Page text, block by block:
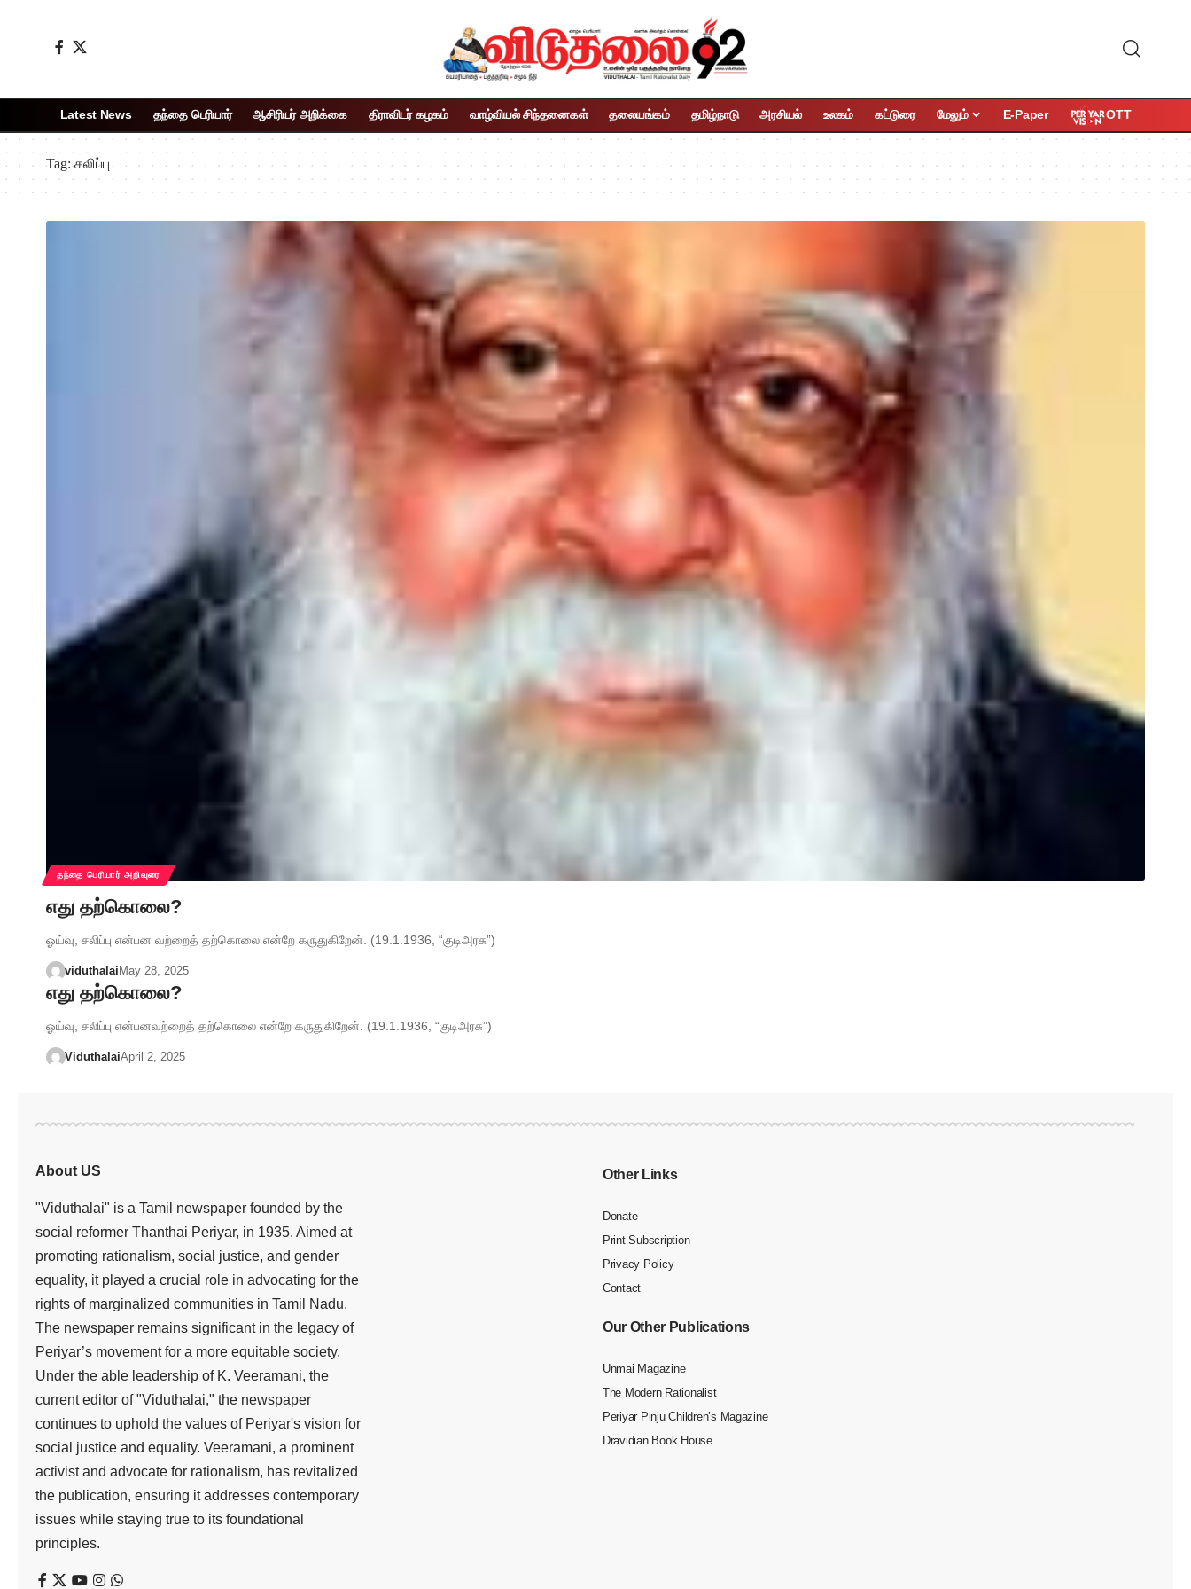
Latest News தந்தை பெரியார் ஆசிரியர் அறிக்கை திராவிடர் கழகம் வாழ்வியல் சிந்தனைகள் தலையங்கம் தமிழ்நாடு அரசியல் உலகம் கட்டுரை மேலும் E-Paper OTT
Tag:சலிப்பு
தந்தை பெரியார் அறிவுரை
எது தற்கொலை?
ஓய்வு, சலிப்பு என்பன வற்றைத் தற்கொலை என்றே கருதுகிறேன். (19.1.1936, “குடிஅரசு”)
viduthalai May 28, 2025
எது தற்கொலை?
ஓய்வு, சலிப்பு என்பனவற்றைத் தற்கொலை என்றே கருதுகிறேன். (19.1.1936, “குடிஅரசு”)
ViduthalaiApril 2, 2025
About US
"Viduthalai" is a Tamil newspaper founded by the
social reformer Thanthai Periyar, in 1935. Aimed at
promoting rationalism, social justice, and gender
equality, it played a crucial role in advocating for the
rights of marginalized communities in Tamil Nadu.
The newspaper remains significant in the legacy of
Periyar’s movement for a more equitable society.
Under the able leadership of K. Veeramani, the
current editor of "Viduthalai," the newspaper
continues to uphold the values of Periyar's vision for
social justice and equality. Veeramani, a prominent
activist and advocate for rationalism, has revitalized
the publication, ensuring it addresses contemporary
issues while staying true to its foundational
principles.
Other Links
Donate
Print Subscription
Privacy Policy
Contact
Our Other Publications
Unmai Magazine
The Modern Rationalist
Periyar Pinju Children’s Magazine
Dravidian Book House